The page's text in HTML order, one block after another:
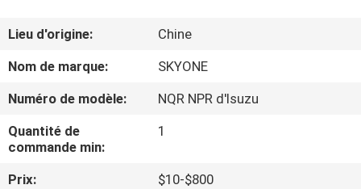
SUJET
DE
NOUS
VISITE
D'USINE
Lieu d'origine:
Chine
Nom de marque:
SKYONE
Numéro de modèle:
NQR NPR d'Isuzu
Quantité de
commande min:
1
Prix:
$10-$800